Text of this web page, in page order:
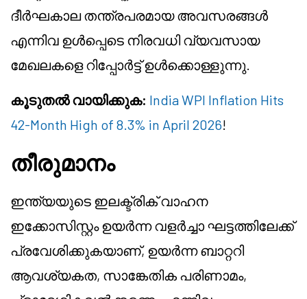
ദീർഘകാല തന്ത്രപരമായ അവസരങ്ങൾ
എന്നിവ ഉൾപ്പെടെ നിരവധി വ്യവസായ
മേഖലകളെ റിപ്പോർട്ട് ഉൾക്കൊള്ളുന്നു.
കൂടുതൽ വായിക്കുക: India WPI Inflation Hits
42-Month High of 8.3% in April 2026!
തീരുമാനം
ഇന്ത്യയുടെ ഇലക്ട്രിക് വാഹന
ഇക്കോസിസ്റ്റം ഉയർന്ന വളർച്ചാ ഘട്ടത്തിലേക്ക്
പ്രവേശിക്കുകയാണ്, ഉയർന്ന ബാറ്ററി
ആവശ്യകത, സാങ്കേതിക പരിണാമം,